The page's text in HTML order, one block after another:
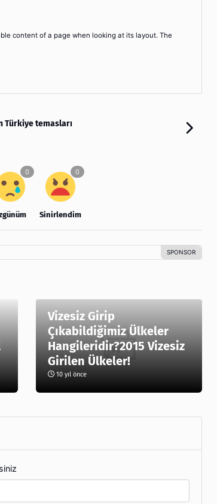
content of a page when looking at its layout. The
Türkiye temasları
Sinirlendim
Vizesiz Girip
Çıkabildiğimiz Ülkeler
Hangileridir?2015 Vizesiz
Girilen Ülkeler!
10 yıl önce